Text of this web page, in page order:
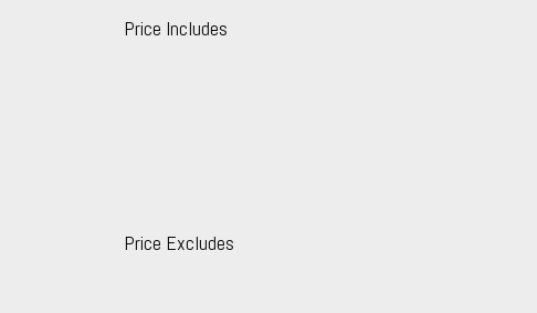
Price Includes
Price Excludes